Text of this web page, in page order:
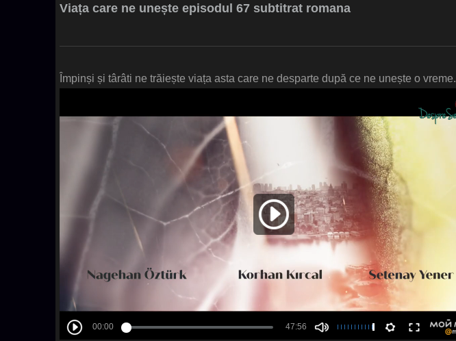
Viața care ne unește episodul 67 subtitrat romana
Împinși și târâti ne trăiește viața asta care ne desparte după ce ne unește o vreme.